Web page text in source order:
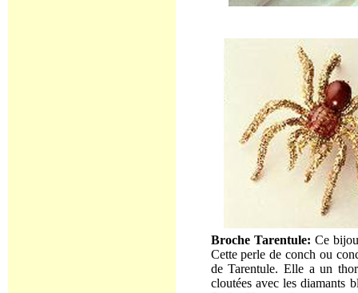
Broche Tarentule: Ce
Cette perle de conch ou
de Tarentule. Elle a un
cloutées avec les diamants